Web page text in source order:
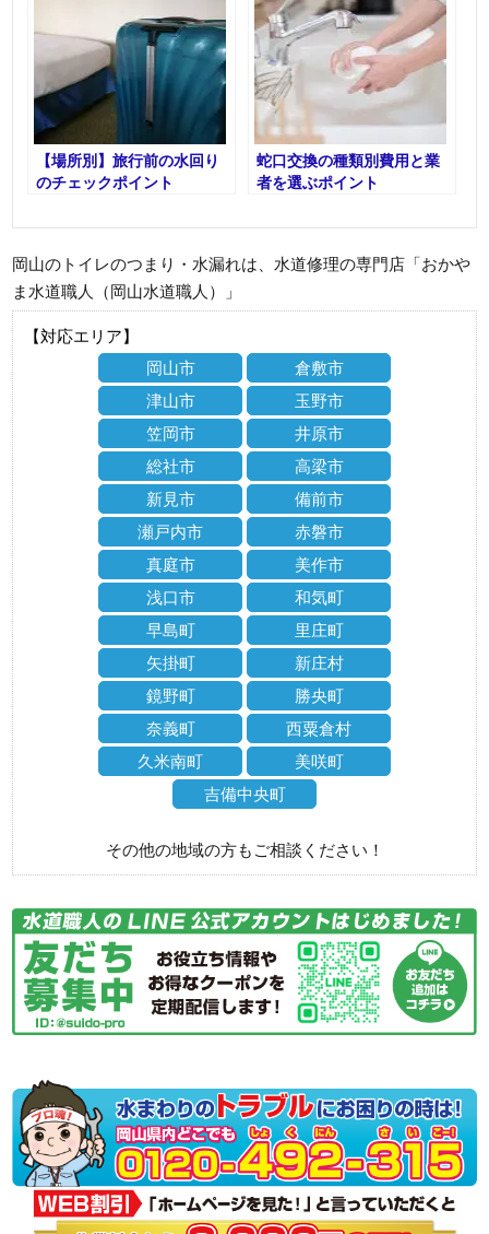
【場所別】旅行前の水回り
のチェックポイント
蛇口交換の種類別費用と業
者を選ぶポイント
岡山のトイレのつまり・水漏れは、水道修理の専門店「おかや
ま水道職人（岡山水道職人）」
【対応エリア】
岡山市
倉敷市
津山市
玉野市
笠岡市
井原市
総社市
高梁市
新見市
備前市
瀬戸内市
赤磐市
真庭市
美作市
浅口市
和気町
早島町
里庄町
矢掛町
新庄村
鏡野町
勝央町
奈義町
西粟倉村
久米南町
美咲町
吉備中央町
その他の地域の方もご相談ください！